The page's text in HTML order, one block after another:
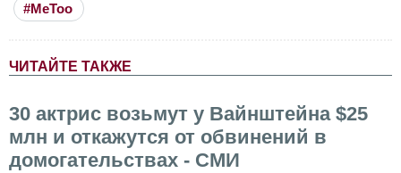
#MeToo
ЧИТАЙТЕ ТАКЖЕ
30 актрис возьмут у Вайнштейна $25
млн и откажутся от обвинений в
домогательствах - СМИ